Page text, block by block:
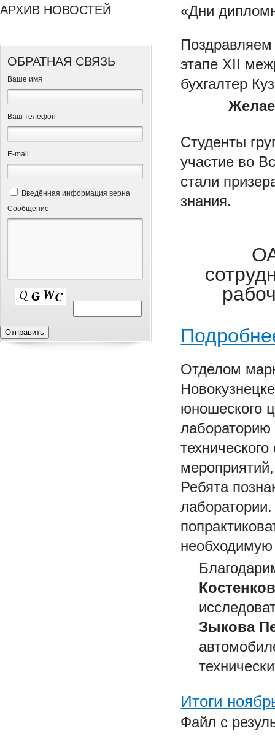
АРХИВ НОВОСТЕЙ
ОБРАТНАЯ СВЯЗЬ
Ваше имя
Ваш телефон
Е-mail
Введённая информация верна
Сообщение
«Дни
этапе XII
бухгалтер
Студенты
участие во
стали
знания.
Отделом
юношеского
лабораторию
Ребята
Зыкова
Итоги
Файл с